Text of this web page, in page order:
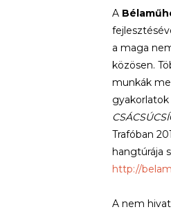
A
a maga
közösen.
munkák
Trafóban
hangtúrája
http://
A nem